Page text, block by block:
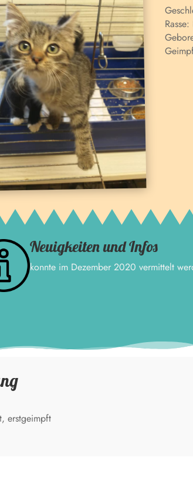
Rasse:
Neuigkeiten und Infos
konnte im Dezember 2020 vermittelt
erstgeimpft